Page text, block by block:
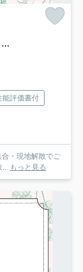
【新築】前橋市幸塚町第2 ２号棟(全２棟) リーブルガーデン 新築建売分譲
能評価書付
合・現地解散でご
もっと見る